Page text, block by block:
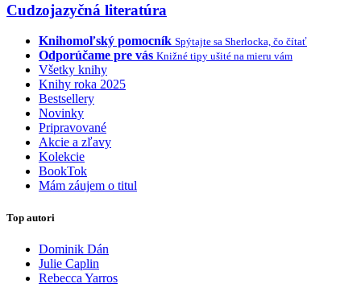
Cudzojazyčná literatúra
Knihomoľský pomocník Spýtajte sa Sherlocka, čo čítať
Odporúčame pre vás Knižné tipy ušité na mieru vám
Všetky knihy
Knihy roka 2025
Bestsellery
Novinky
Pripravované
Akcie a zľavy
Kolekcie
BookTok
Mám záujem o titul
Top autori
Dominik Dán
Julie Caplin
Rebecca Yarros